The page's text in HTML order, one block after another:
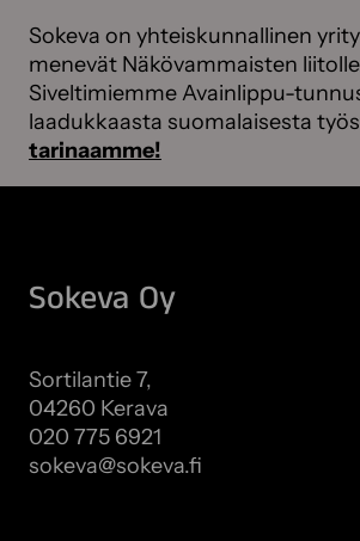
Sokeva on yhteiskunnallinen
menevät Näkövammaisten
Siveltimiemme Avainlippu-
laadukkaasta suomalaisesta
tarinaamme!
Sokeva Oy
Sortilantie 7,
04260 Kerava
020 775 6921
sokeva@sokeva.fi